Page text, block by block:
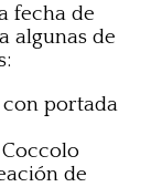
fecha de
algunas de
con portada
Coccolo
de